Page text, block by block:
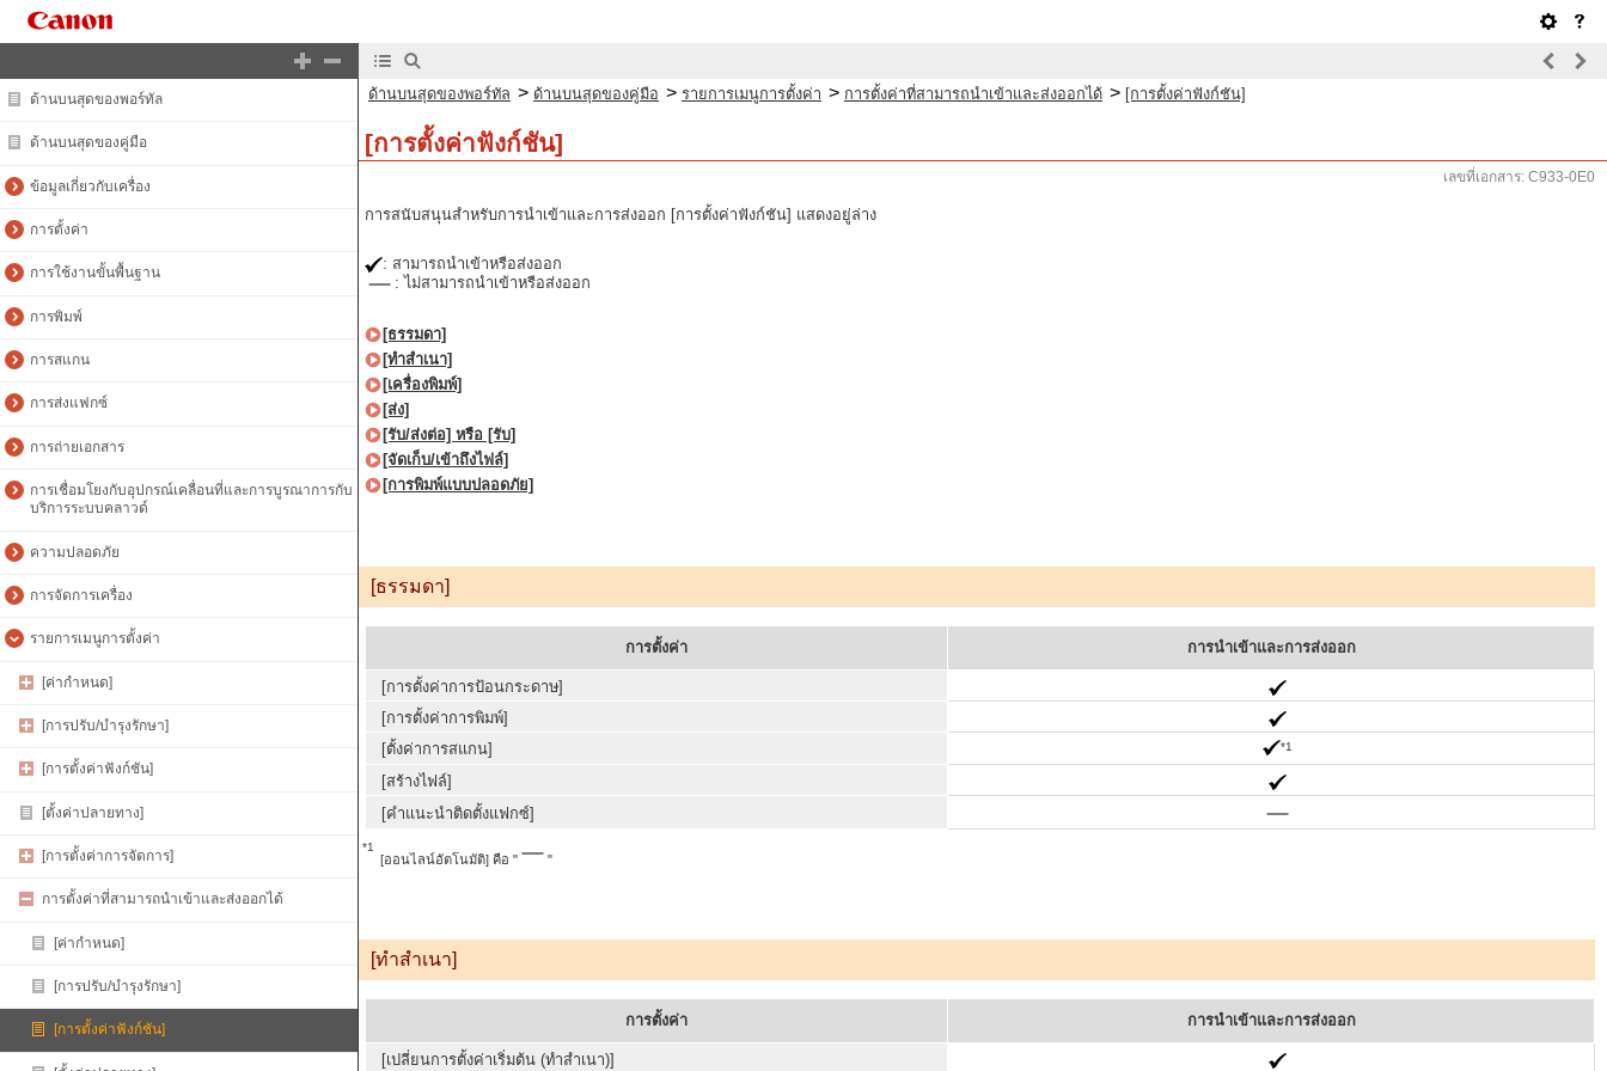
ด้านบนสุดของพอร์ทัล
ด้านบนสุดของคู่มือ
ข้อมูลเกี่ยวกับเครื่อง
การตั้งค่า
การใช้งานขั้นพื้นฐาน
การพิมพ์
การสแกน
การส่งแฟกซ์
การถ่ายเอกสาร
การเชื่อมโยงกับอุปกรณ์เคลื่อนที่และการบูรณาการกับ
บริการระบบคลาวด์
ความปลอดภัย
การจัดการเครื่อง
รายการเมนูการตั้งค่า
[ค่ากำหนด]
[การปรับ/บำรุงรักษา]
[การตั้งค่าฟังก์ชัน]
[ตั้งค่าปลายทาง]
[การตั้งค่าการจัดการ]
การตั้งค่าที่สามารถนำเข้าและส่งออกได้
[ค่ากำหนด]
[การปรับ/บำรุงรักษา]
[การตั้งค่าฟังก์ชัน]
ด้านบนสุดของพอร์ทัล > ด้านบนสุดของคู่มือ > รายการเมนูการตั้งค่า > การตั้งค่าที่สามารถนำเข้าและส่งออกได้ > [การตั้งค่าฟังก์ชัน]
[การตั้งค่าฟังก์ชัน]
เลขที่เอกสาร: C933-0E0
การสนับสนุนสำหรับการนำเข้าและการส่งออก [การตั้งค่าฟังก์ชัน] แสดงอยู่ล่าง
: สามารถนำเข้าหรือส่งออก
: ไม่สามารถนำเข้าหรือส่งออก
[ธรรมดา]
[ทำสำเนา]
[เครื่องพิมพ์]
[ส่ง]
[รับ/ส่งต่อ] หรือ [รับ]
[จัดเก็บ/เข้าถึงไฟล์]
[การพิมพ์แบบปลอดภัย]
[ธรรมดา]
การตั้งค่า การนำเข้าและการส่งออก
[การตั้งค่าการป้อนกระดาษ]
[การตั้งค่าการพิมพ์]
[ตั้งค่าการสแกน]
*1
[สร้างไฟล์]
[คำแนะนำติดตั้งแฟกซ์]
*1
[ออนไลน์อัตโนมัติ] คือ " "
[ทำสำเนา]
การตั้งค่า การนำเข้าและการส่งออก
[เปลี่ยนการตั้งค่าเริ่มต้น (ทำสำเนา)]